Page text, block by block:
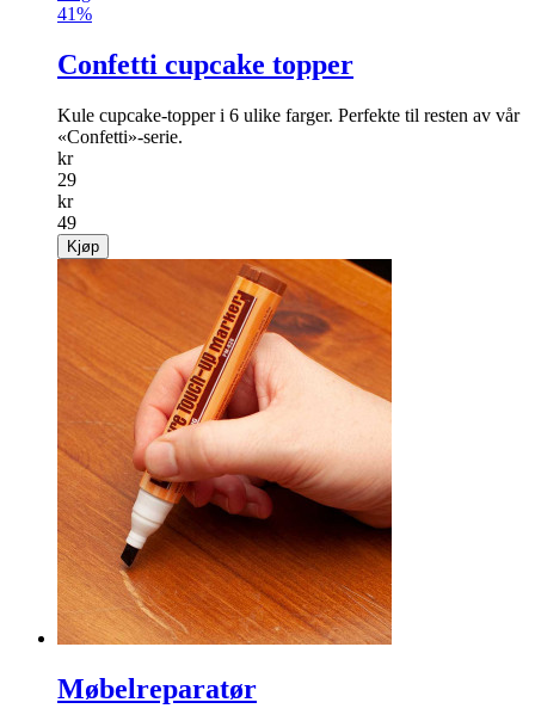
41%
Confetti cupcake topper
Kule cupcake-topper i 6 ulike farger. Perfekte til resten av vår
«Confetti»-serie.
kr
29
kr
49
Kjøp
Møbelreparatør